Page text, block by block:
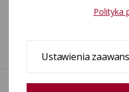
Polityka
Ustawienia